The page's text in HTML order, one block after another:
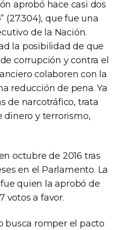
aprobó hace casi dos
(27.304), que fue una
de la Nación.
la posibilidad de que
corrupción y contra el
colaboren con la
reducción de pena. Ya
de narcotráfico, trata
dinero y terrorismo,
octubre de 2016 tras
en el Parlamento. La
quien la aprobó de
votos a favor.
busca romper el pacto